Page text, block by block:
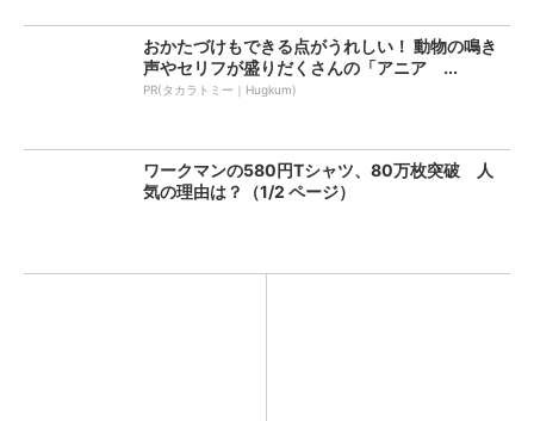
おかたづけもできる点がうれしい！ 動物の鳴き
声やセリフが盛りだくさんの「アニア ...
PR(タカラトミー｜Hugkum)
ワークマンの580円Tシャツ、80万枚突破 人
気の理由は？（1/2 ページ）